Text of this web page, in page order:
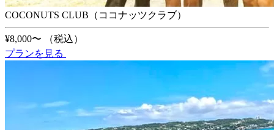
COCONUTS CLUB（ココナッツクラブ）
¥8,000〜
（税込）
プランを見る